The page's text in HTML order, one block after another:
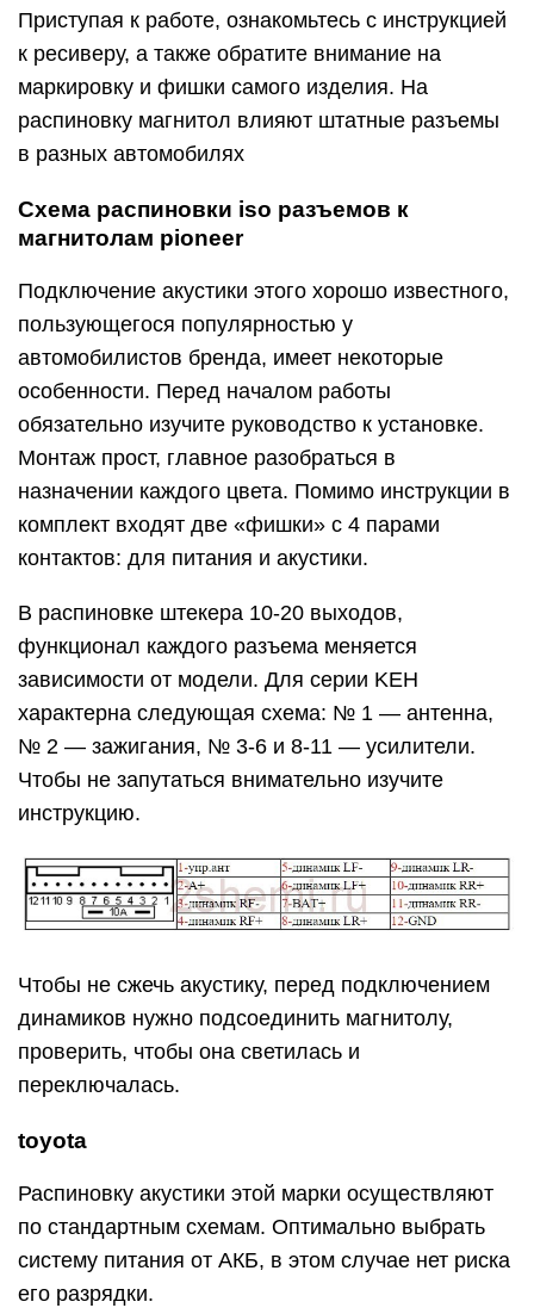
Приступая к работе, ознакомьтесь с инструкцией
к ресиверу, а также обратите внимание на
маркировку и фишки самого изделия. На
распиновку магнитол влияют штатные разъемы
в разных автомобилях
Схема распиновки iso разъемов к
магнитолам pioneer
Подключение акустики этого хорошо известного,
пользующегося популярностью у
автомобилистов бренда, имеет некоторые
особенности. Перед началом работы
обязательно изучите руководство к установке.
Монтаж прост, главное разобраться в
назначении каждого цвета. Помимо инструкции в
комплект входят две «фишки» с 4 парами
контактов: для питания и акустики.
В распиновке штекера 10-20 выходов,
функционал каждого разъема меняется
зависимости от модели. Для серии KEH
характерна следующая схема: № 1 — антенна,
№ 2 — зажигания, № 3-6 и 8-11 — усилители.
Чтобы не запутаться внимательно изучите
инструкцию.
Чтобы не сжечь акустику, перед подключением
динамиков нужно подсоединить магнитолу,
проверить, чтобы она светилась и
переключалась.
toyota
Распиновку акустики этой марки осуществляют
по стандартным схемам. Оптимально выбрать
систему питания от АКБ, в этом случае нет риска
его разрядки.